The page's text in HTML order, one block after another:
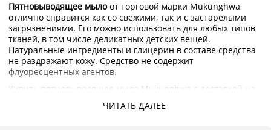
ЧИТАТЬ ДАЛЕЕ
Пятновыводящее мылоот торговой марки Mukunghwa
отлично справится как со свежими, так и с застарелыми
загрязнениями. Его можно использовать для любых типов
тканей, в том числе деликатных детских вещей.
Натуральные ингредиенты и глицерин в составе средства
не раздражают кожу. Средство не содержит
флуоресцентных агентов.
Купить пятновыводящее мыло Mukunghwa с доставкой на